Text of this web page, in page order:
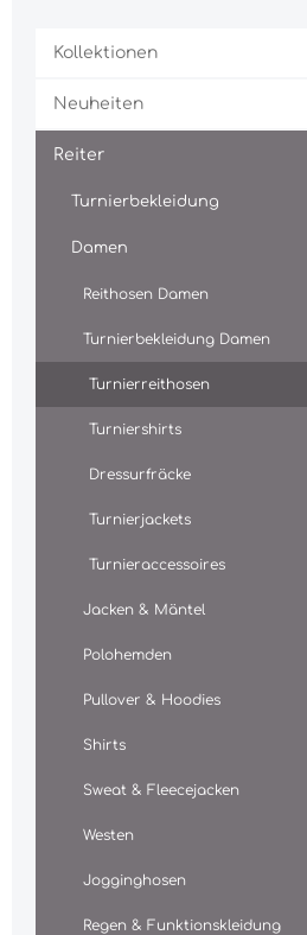
Kollektionen
Neuheiten
Reiter
Turnierbekleidung
Damen
Reithosen Damen
Turnierbekleidung Damen
Turnierreithosen
Turniershirts
Dressurfräcke
Turnierjackets
Turnieraccessoires
Jacken & Mäntel
Polohemden
Pullover & Hoodies
Shirts
Sweat & Fleecejacken
Westen
Jogginghosen
Regen & Funktionskleidung